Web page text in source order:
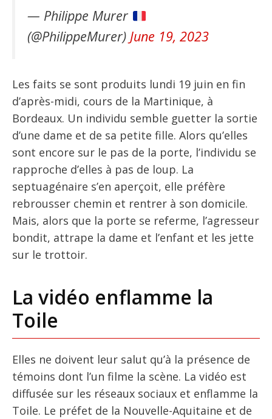
— Philippe Murer
(@PhilippeMurer) June 19, 2023
Les faits se sont produits lundi 19 juin en fin
d’après-midi, cours de la Martinique, à
Bordeaux. Un individu semble guetter la sortie
d’une dame et de sa petite fille. Alors qu’elles
sont encore sur le pas de la porte, l’individu se
rapproche d’elles à pas de loup. La
septuagénaire s’en aperçoit, elle préfère
rebrousser chemin et rentrer à son domicile.
Mais, alors que la porte se referme, l’agresseur
bondit, attrape la dame et l’enfant et les jette
sur le trottoir.
La vidéo enflamme la
Toile
Elles ne doivent leur salut qu’à la présence de
témoins dont l’un filme la scène. La vidéo est
diffusée sur les réseaux sociaux et enflamme la
Toile. Le préfet de la Nouvelle-Aquitaine et de